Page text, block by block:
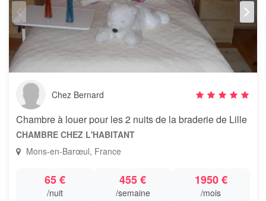
Chez Bernard
Chambre à louer pour les 2 nuits de la braderie de Lille
CHAMBRE CHEZ L'HABITANT
Mons-en-Barœul, France
65 €
/nuit
455 €
/semaine
1950 €
/mois